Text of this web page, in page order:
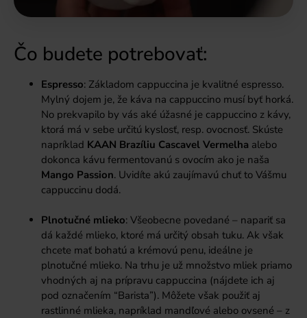
Čo budete potrebovať:
Espresso: Základom cappuccina je kvalitné espresso.
Mylný dojem je, že káva na cappuccino musí byť horká.
No prekvapilo by vás aké úžasné je cappuccino z kávy,
ktorá má v sebe určitú kyslosť, resp. ovocnosť. Skúste
napríklad KAAN Brazíliu Cascavel Vermelha alebo
dokonca kávu fermentovanú s ovocím ako je naša
Mango Passion. Uvidíte akú zaujímavú chuť to Vášmu
cappuccinu dodá.
Plnotučné mlieko: Všeobecne povedané – napariť sa
dá každé mlieko, ktoré má určitý obsah tuku. Ak však
chcete mať bohatú a krémovú penu, ideálne je
plnotučné mlieko. Na trhu je už množstvo mliek priamo
vhodných aj na prípravu cappuccina (nájdete ich aj
pod označením “Barista”). Môžete však použiť aj
rastlinné mlieka, napríklad mandľové alebo ovsené – z